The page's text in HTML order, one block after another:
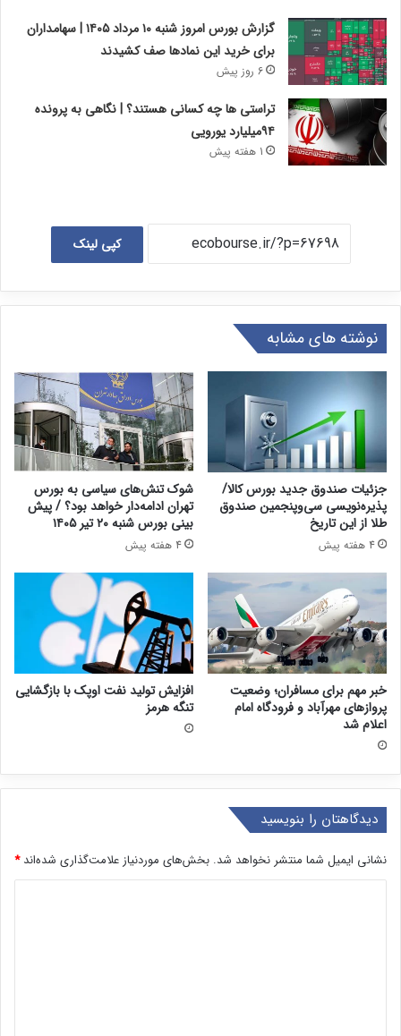
گزارش بورس امروز شنبه ۱۰ مرداد ۱۴۰۵ | سهامداران
برای خرید این نمادها صف کشیدند
6 روز پیش
تراستی ها چه کسانی هستند؟ | نگاهی به پرونده
۹۴میلیارد یورویی
1 هفته پیش
کپی لینک
نوشته های مشابه
جزئیات صندوق جدید بورس کالا/
پذیره‌نویسی سی‌وپنجمین صندوق
طلا از این تاریخ
4 هفته پیش
شوک تنش‌های سیاسی به بورس
تهران ادامه‌دار خواهد بود؟ / پیش
بینی بورس شنبه ۲۰ تیر ۱۴۰۵
4 هفته پیش
خبر مهم برای مسافران؛ وضعیت
پروازهای مهرآباد و فرودگاه امام
اعلام شد
افزایش تولید نفت اوپک با بازگشایی
تنگه هرمز
دیدگاهتان را بنویسید
نشانی ایمیل شما منتشر نخواهد شد. بخش‌های موردنیاز علامت‌گذاری شده‌اند*